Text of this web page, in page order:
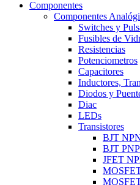
Componentes
Componentes
Switches y
Fusibles de
Resistencias
Potenciometros
Capacitores
Inductores,
Diodos y
Diac
LEDs
Transistores
BJT
BJT PNP
JFET